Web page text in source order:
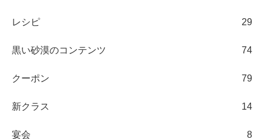
レシピ 29
黒い砂漠のコンテンツ 74
クーポン 79
新クラス 14
宴会 8